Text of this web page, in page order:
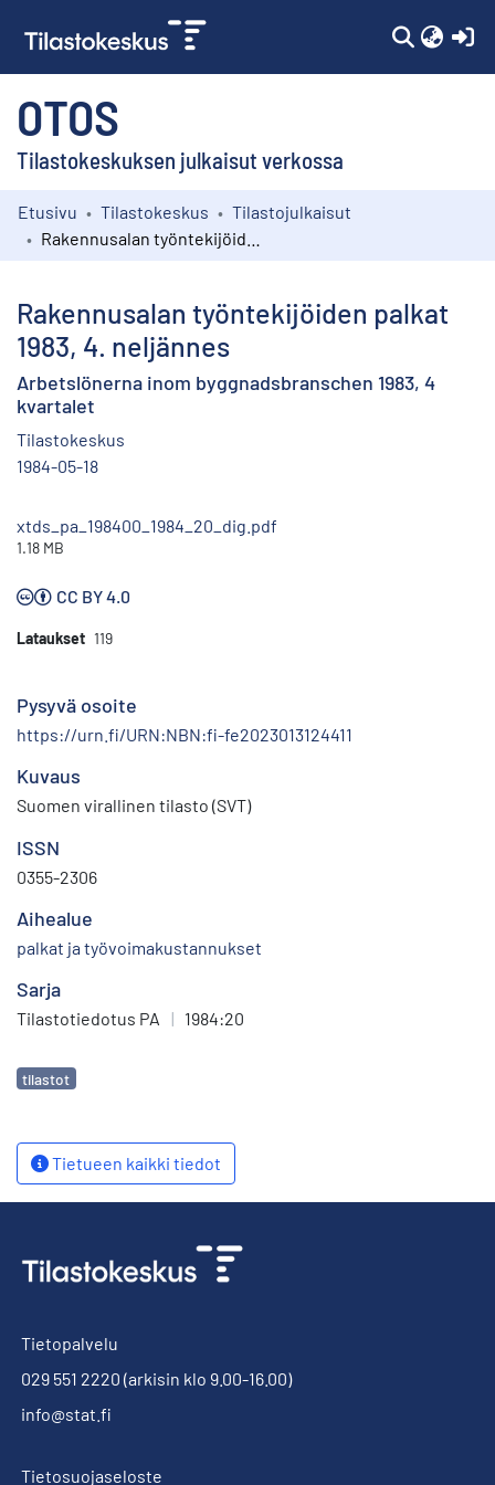
OTOS
Tilastokeskuksen julkaisut verkossa
Kokoelmat
Etusivu Tilastokeskus
Tilastojulkaisut
Rakennusalan työntekijöiden palkat
1983, 4. neljännes
Arbetslönerna inom byggnadsbranschen 1983, 4
kvartalet
Tilastokeskus
1984-05-18
xtds_pa_198400_1984_20_dig.pdf
1.18 MB
CC BY 4.0
Lataukset 119
Pysyvä osoite
https://urn.fi/URN:NBN:fi-fe2023013124411
Kuvaus
Suomen virallinen tilasto (SVT)
ISSN
0355-2306
Aihealue
palkat ja työvoimakustannukset
Sarja
Tilastotiedotus PA | 1984:20
Avainsanat
tilastot
Tietueen kaikki tiedot
Tietopalvelu
029 551 2220 (arkisin klo 9.00-16.00)
info@stat.fi
Tietosuojaseloste